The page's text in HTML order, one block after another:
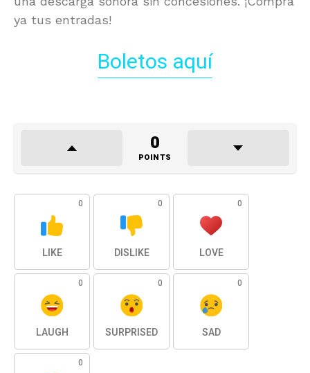
ya tus entradas!
Boletos aquí
0
POINTS
0
LIKE
0
DISLIKE
0
LOVE
0
LAUGH
0
SURPRISED
0
SAD
0